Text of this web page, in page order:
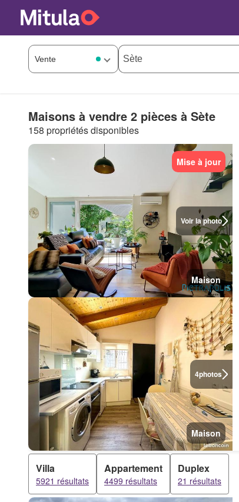
Maisons à vendre 2 pièces à Sète
158 propriétés disponibles
Voir la photo
Mise à jour
Maison
4photos
Maison
Villa
5921 résultats
Appartement
4499 résultats
Duplex
21 résultats